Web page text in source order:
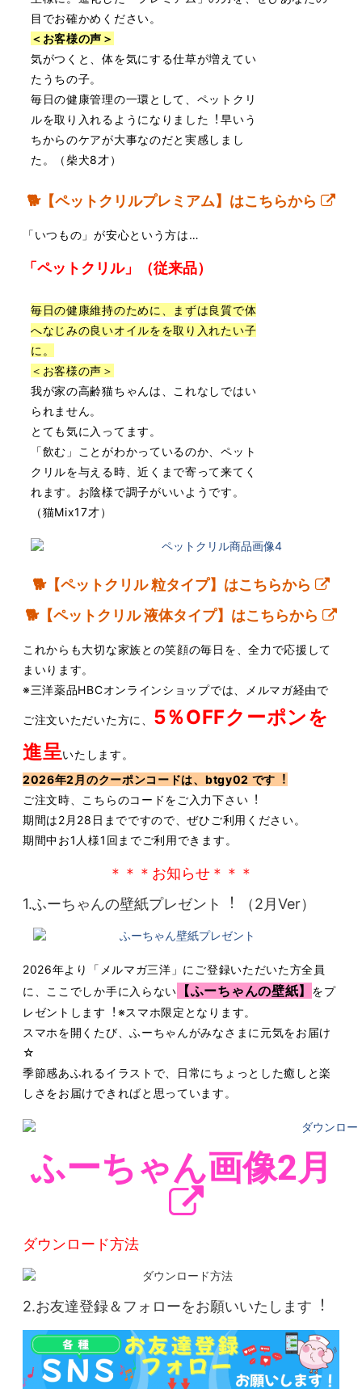
目でお確かめください。
＜お客様の声＞
気がつくと、体を気にする仕草が増えてい
たうちの⼦。
毎⽇の健康管理の⼀環として、ペットクリ
ルを取り⼊れるようになりました︕早いう
ちからのケアが⼤事なのだと実感しまし
た。
（柴⽝8才）
🐕【ペットクリルプレミアム】はこちらから
「いつもの」が安⼼という⽅は…
「ペットクリル」（従来品）
毎⽇の健康維持のために、まずは良質で体
へなじみの良いオイルをを取り⼊れたい⼦
に。
＜お客様の声＞
我が家の⾼齢猫ちゃんは、これなしではい
られません。
とても気に⼊ってます。
「飲む」ことがわかっているのか、ペット
クリルを与える時、近くまで寄って来てく
れます。 お陰様で調⼦がいいようです。
（猫Mix17才）
🐕【ペットクリル 粒タイプ】はこちらから
🐕【ペットクリル 液体タイプ】はこちらから
これからも⼤切な家族との笑顔の毎⽇を、全⼒で応援して
まいります。
※三洋薬品HBCオンラインショップでは、メルマガ経由で
ご注⽂いただいた⽅に、 5％OFFクーポンを
進呈いたします。
2026年2⽉のクーポンコードは、btgy02 です︕
ご注⽂時、こちらのコードをご⼊⼒下さい︕
期間は2⽉28⽇までですので、ぜひご利⽤ください。
期間中お1⼈様1回までご利⽤できます。
＊＊＊お知らせ＊＊＊
1.ふーちゃんの壁紙プレゼント︕ （2⽉Ver）
2026年より「メルマガ三洋」にご登録いただいた⽅全員
に、ここでしか⼿に⼊らない
【ふーちゃんの壁紙】
をプ
レゼントします︕※スマホ限定となります。
スマホを開くたび、ふーちゃんがみなさまに元気をお届け
☆
季節感あふれるイラストで、⽇常にちょっとした癒しと楽
しさをお届けできればと思っています。
ふーちゃん画像2月
ダウンロード方法
2.お友達登録＆フォローをお願いいたします︕